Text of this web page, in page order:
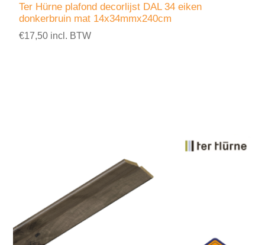
Ter Hürne plafond decorlijst DAL 34 eiken
donkerbruin mat 14x34mmx240cm
€17,50 incl. BTW